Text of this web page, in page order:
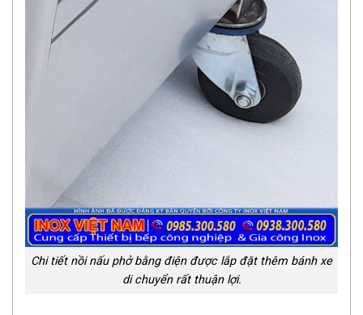
Chi tiết nồi nấu phở bằng điện được lắp đặt thêm bánh xe
di chuyển rất thuận lợi.